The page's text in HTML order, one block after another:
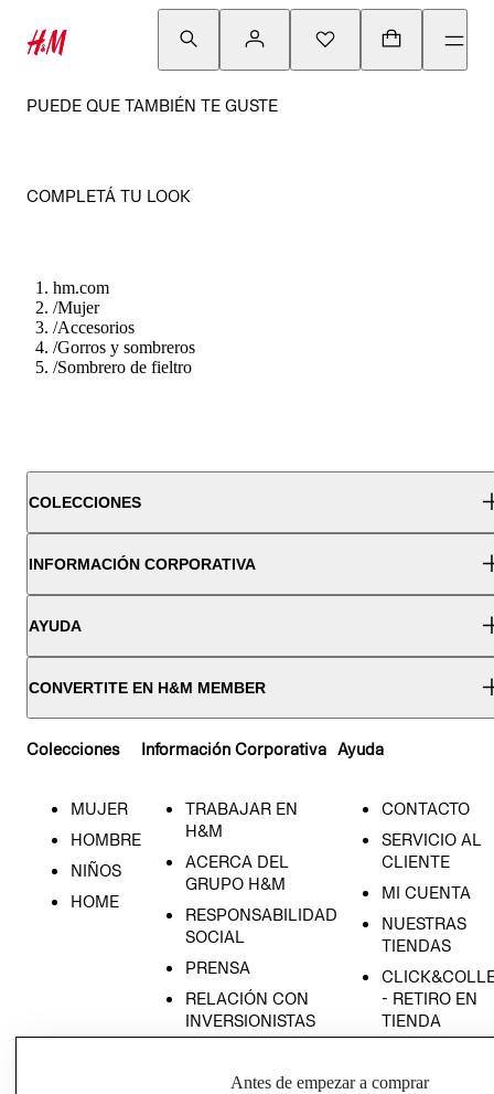
PUEDE QUE TAMBIÉN TE GUSTE
COMPLETÁ TU LOOK
hm.com
/Mujer
/Accesorios
/Gorros y sombreros
/Sombrero de fieltro
COLECCIONES
INFORMACIÓN CORPORATIVA
AYUDA
CONVERTITE EN H&M MEMBER
Colecciones
MUJER
HOMBRE
NIÑOS
HOME
Información Corporativa
TRABAJAR EN
H&M
ACERCA DEL
GRUPO H&M
RESPONSABILIDAD
SOCIAL
PRENSA
RELACIÓN CON
INVERSIONISTAS
EMPRESARIAL
Ayuda
CONTACTO
SERVICIO AL
CLIENTE
MI CUENTA
NUESTRAS
TIENDAS
- RETIRO EN
TIENDA
Antes de empezar a comprar